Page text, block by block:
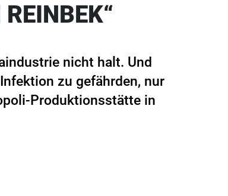
nicht halt. Und
zu gefährden, nur
Produktionsstätte in